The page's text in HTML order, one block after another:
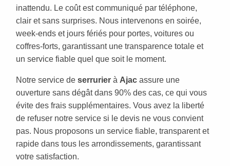
inattendu. Le coût est communiqué par téléphone,
clair et sans surprises. Nous intervenons en soirée,
week-ends et jours fériés pour portes, voitures ou
coffres-forts, garantissant une transparence totale et
un service fiable quel que soit le moment.
Notre service de serrurier à Ajac assure une
ouverture sans dégât dans 90% des cas, ce qui vous
évite des frais supplémentaires. Vous avez la liberté
de refuser notre service si le devis ne vous convient
pas. Nous proposons un service fiable, transparent et
rapide dans tous les arrondissements, garantissant
votre satisfaction.